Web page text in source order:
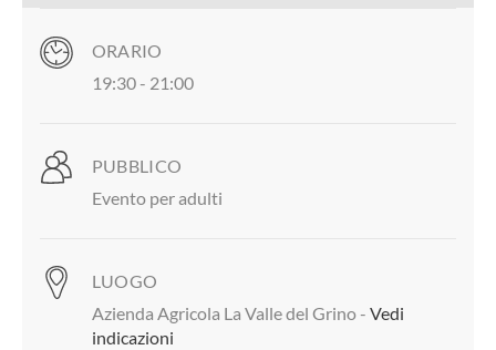
ORARIO
19:30 - 21:00
PUBBLICO
Evento per adulti
LUOGO
Azienda Agricola La Valle del Grino - Vedi
indicazioni